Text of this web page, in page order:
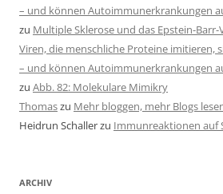
– und können Autoimmunerkrankungen
zu Multiple Sklerose und das Epstein-Barr-
Viren, die menschliche Proteine imitieren,
– und können Autoimmunerkrankungen
zu Abb. 82: Molekulare Mimikry
Thomaszu Mehr bloggen, mehr Blogs
Heidrun Schallerzu Immunreaktionen auf
ARCHIV